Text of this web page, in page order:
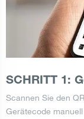
SCHRITT 1:
Scannen Sie den
Gerätecode